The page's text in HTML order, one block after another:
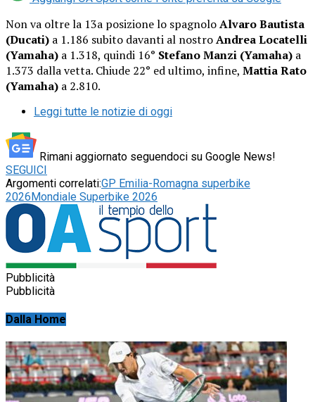
Non va oltre la 13a posizione lo spagnoloAlvaro Bautista
(Ducati) a 1.186 subito davanti al nostroAndrea Locatelli
(Yamaha) a 1.318, quindi 16° Stefano Manzi (Yamaha) a
1.373 dalla vetta. Chiude 22° ed ultimo, infine, Mattia Rato
(Yamaha) a 2.810.
Leggi tutte le notizie di oggi
Rimani aggiornato seguendoci su Google News!
SEGUICI
Argomenti correlati:GP Emilia-Romagna superbike
2026Mondiale Superbike 2026
Pubblicità
Pubblicità
Dalla Home